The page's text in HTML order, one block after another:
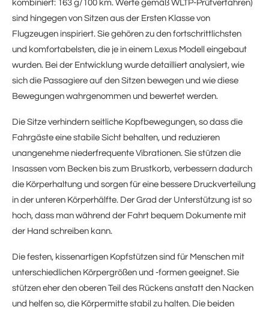
kombiniert: 163 g/100 km. Werte gemäß WLTP-Prüfverfahren)
sind hingegen von Sitzen aus der Ersten Klasse von
Flugzeugen inspiriert. Sie gehören zu den fortschrittlichsten
und komfortabelsten, die je in einem Lexus Modell eingebaut
wurden. Bei der Entwicklung wurde detailliert analysiert, wie
sich die Passagiere auf den Sitzen bewegen und wie diese
Bewegungen wahrgenommen und bewertet werden.
Die Sitze verhindern seitliche Kopfbewegungen, so dass die
Fahrgäste eine stabile Sicht behalten, und reduzieren
unangenehme niederfrequente Vibrationen. Sie stützen die
Insassen vom Becken bis zum Brustkorb, verbessern dadurch
die Körperhaltung und sorgen für eine bessere Druckverteilung
in der unteren Körperhälfte. Der Grad der Unterstützung ist so
hoch, dass man während der Fahrt bequem Dokumente mit
der Hand schreiben kann.
Die festen, kissenartigen Kopfstützen sind für Menschen mit
unterschiedlichen Körpergrößen und -formen geeignet. Sie
stützen eher den oberen Teil des Rückens anstatt den Nacken
und helfen so, die Körpermitte stabil zu halten. Die beiden